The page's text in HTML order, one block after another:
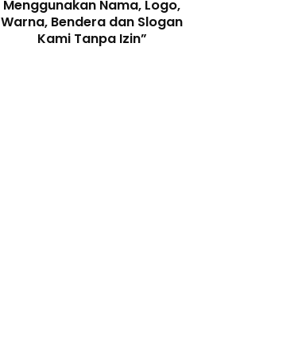
Menggunakan Nama, Logo,
Warna, Bendera dan Slogan
Kami Tanpa Izin”